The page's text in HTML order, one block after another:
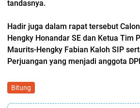
tandasnya.
Hadir juga dalam rapat tersebut
Hengky Honandar SE dan Ketua Tim
Maurits-Hengky Fabian Kaloh SIP
Perjuangan yang menjadi anggota
Bitung